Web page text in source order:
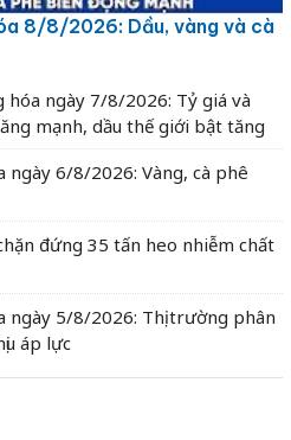
8/8/2026: Dầu, vàng và cà
ngày 7/8/2026: Tỷ giá và
mạnh, dầu thế giới bật tăng
ngày 6/8/2026: Vàng, cà phê
đứng 35 tấn heo nhiễm chất
ngày 5/8/2026: Thị trường phân
áp lực